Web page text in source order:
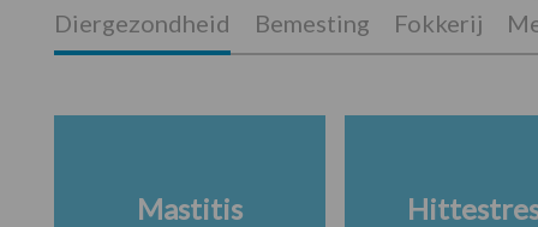
Diergezondheid Bemesting Fokkerij
Mastitis